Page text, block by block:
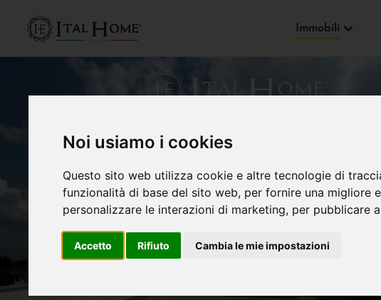
Noi usiamo i cookies
Questo sito web utilizza cookie e altre tecnologie di
funzionalità di base del sito web, per fornire una migliore
personalizzare le interazioni di marketing, per pubblicare
Accetto Rifiuto Cambia le mie impostazioni
Immobili